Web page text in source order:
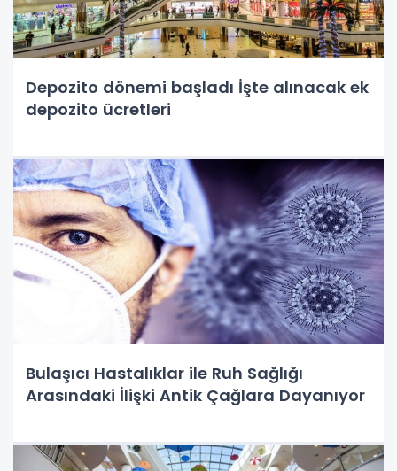
Depozito dönemi başladı İşte alınacak ek
depozito ücretleri
Bulaşıcı Hastalıklar ile Ruh Sağlığı
Arasındaki İlişki Antik Çağlara Dayanıyor